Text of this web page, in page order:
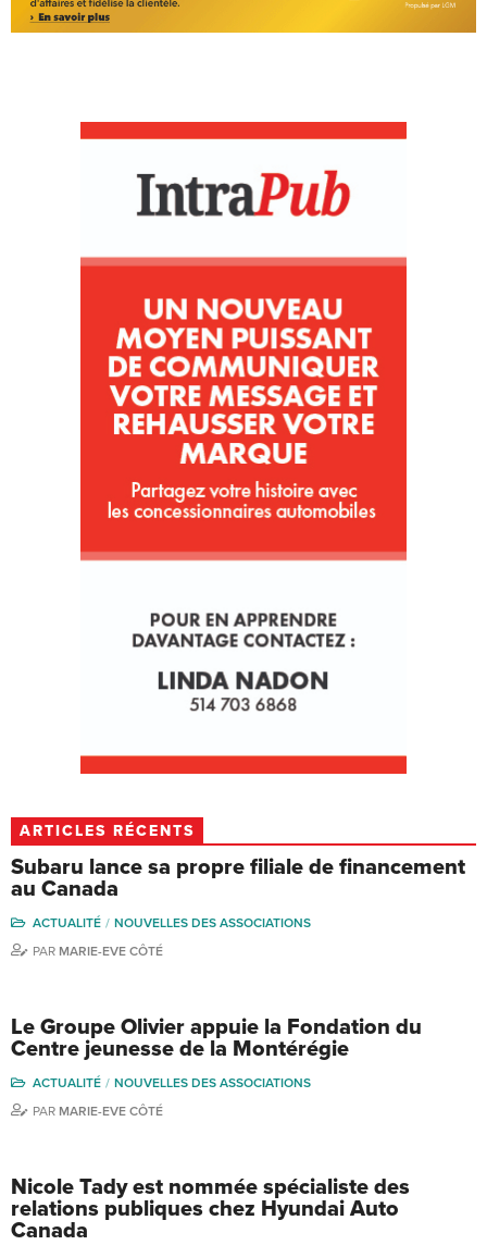
ARTICLES RÉCENTS
Subaru lance sa propre filiale de financement
au Canada
ACTUALITÉ
NOUVELLES DES ASSOCIATIONS
PAR MARIE-EVE CÔTÉ
Le Groupe Olivier appuie la Fondation du
Centre jeunesse de la Montérégie
ACTUALITÉ
NOUVELLES DES ASSOCIATIONS
PAR MARIE-EVE CÔTÉ
Nicole Tady est nommée spécialiste des
relations publiques chez Hyundai Auto
Canada